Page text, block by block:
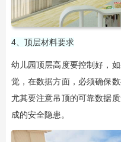
4、顶层材料要求
幼儿园顶层高度要控制好，
觉，在数据方面，必须确保
尤其要注意吊顶的可靠数据
成的安全隐患。